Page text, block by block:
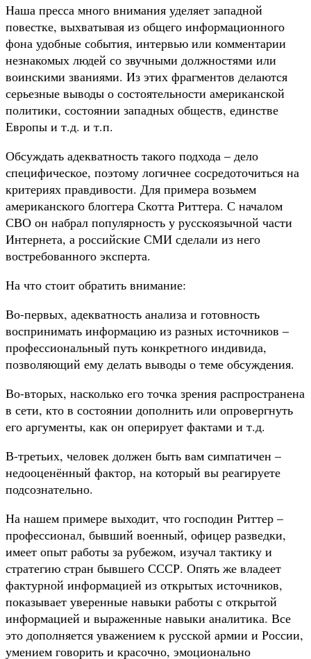
Наша пресса много внимания уделяет западной
повестке, выхватывая из общего информационного
фона удобные события, интервью или комментарии
незнакомых людей со звучными должностями или
воинскими званиями. Из этих фрагментов делаются
серьезные выводы о состоятельности американской
политики, состоянии западных обществ, единстве
Европы и т.д. и т.п.
Обсуждать адекватность такого подхода – дело
специфическое, поэтому логичнее сосредоточиться на
критериях правдивости. Для примера возьмем
американского блоггера Скотта Риттера. С началом
СВО он набрал популярность у русскоязычной части
Интернета, а российские СМИ сделали из него
востребованного эксперта.
На что стоит обратить внимание:
Во-первых, адекватность анализа и готовность
воспринимать информацию из разных источников –
профессиональный путь конкретного индивида,
позволяющий ему делать выводы о теме обсуждения.
Во-вторых, насколько его точка зрения распространена
в сети, кто в состоянии дополнить или опровергнуть
его аргументы, как он оперирует фактами и т.д.
В-третьих, человек должен быть вам симпатичен –
недооценённый фактор, на который вы реагируете
подсознательно.
На нашем примере выходит, что господин Риттер –
профессионал, бывший военный, офицер разведки,
имеет опыт работы за рубежом, изучал тактику и
стратегию стран бывшего СССР. Опять же владеет
фактурной информацией из открытых источников,
показывает уверенные навыки работы с открытой
информацией и выраженные навыки аналитика. Все
это дополняется уважением к русской армии и России,
умением говорить и красочно, эмоционально